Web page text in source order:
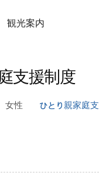
観光案内
支援制度
女性 ひとり親家庭